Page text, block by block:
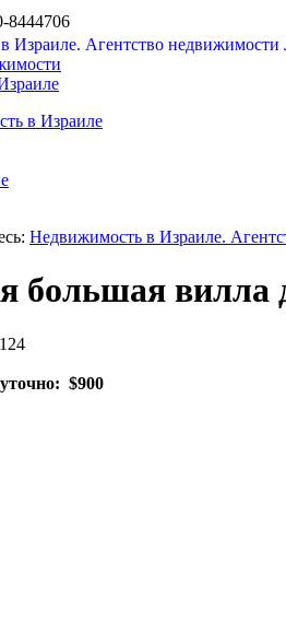
8444706
в Израиле
Недвижимость в Израиле.
большая вилла
$900